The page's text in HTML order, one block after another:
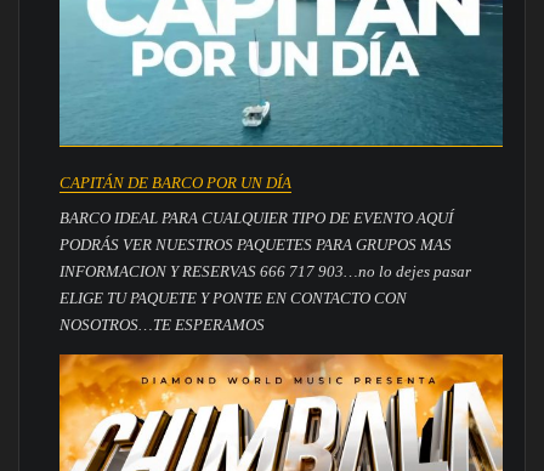
CAPITÁN DE BARCO POR UN DÍA
BARCO IDEAL PARA CUALQUIER TIPO DE EVENTO AQUÍ
PODRÁS VER NUESTROS PAQUETES PARA GRUPOS MAS
INFORMACION Y RESERVAS 666 717 903…no lo dejes pasar
ELIGE TU PAQUETE Y PONTE EN CONTACTO CON
NOSOTROS…TE ESPERAMOS